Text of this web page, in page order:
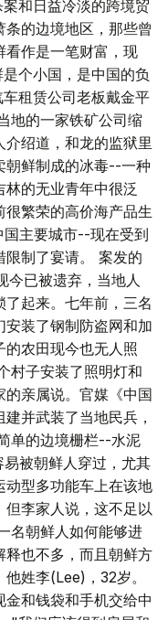
和日益冷淡的跨境贸
的边境地区，那些曾
看作是一笔财富，现
个小国，是中国的负
租赁公司老板戴金平
地的一家铁矿公司缩
绍道，和龙的监狱里
朝鲜制成的冰毒--一种
的无业青年中很泛
繁荣的高价海产品生
主要城市--现在受到
限制了宴请。 案发的
今已被遗弃，当地人
起来。七年前，三名
装了钢制防盗网和加
的农田现今也无人照
村子安装了照明灯和
亲属说。官媒《中国
并武装了当地民兵，
单的边境栅栏--水泥
被朝鲜人穿过，尤其
动型多功能车上在该地
李家人说，这不足以
名朝鲜人如何能够进
释也不多，而且朝鲜方
姓李(Lee)，32岁。
和钱袋和手机交给中